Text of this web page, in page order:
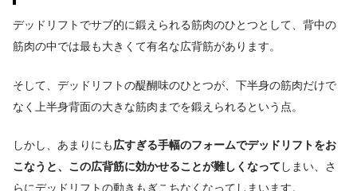
デッドリフトでサブ的に鍛えられる筋肉のひとつとして、背中の
筋肉の中では最も大きくて有名な広背筋があります。
そして、デッドリフトの醍醐味のひとつが、下半身の筋肉だけで
なく上半身背面の大きな筋肉までを鍛えられるという点。
しかし、あまりにも広すぎる手幅のフォームでデッドリフトをお
こなうと、この広背筋に効かせることが難しくなって しまい、さ
らにデッドリフトの動きもぎこちなくなってしまいます。